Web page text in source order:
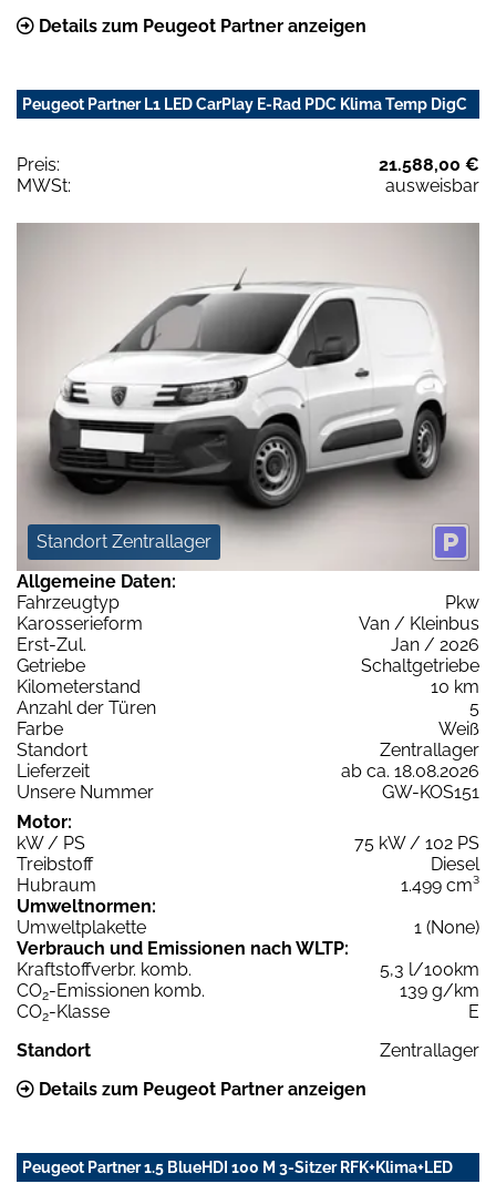
Details zum Peugeot Partner anzeigen
Peugeot Partner L1 LED CarPlay E-Rad PDC Klima Temp DigC
Preis:
21.588,00 €
MWSt:
ausweisbar
Standort Zentrallager
Allgemeine Daten:
Fahrzeugtyp
Pkw
Karosserieform
Van / Kleinbus
Erst-Zul.
Jan / 2026
Getriebe
Schaltgetriebe
Kilometerstand
10 km
Anzahl der Türen
5
Farbe
Weiß
Standort
Zentrallager
Lieferzeit
ab ca. 18.08.2026
Unsere Nummer
GW-KOS151
Motor:
kW / PS
75 kW / 102 PS
Treibstoff
Diesel
Hubraum
1.499 cm³
Umweltnormen:
Umweltplakette
1 (None)
Verbrauch und Emissionen nach WLTP:
Kraftstoffverbr. komb.
5,3 l/100km
CO2-Emissionen komb.
139 g/km
CO2-Klasse
E
Standort
Zentrallager
Details zum Peugeot Partner anzeigen
Peugeot Partner 1.5 BlueHDI 100 M 3-Sitzer RFK+Klima+LED